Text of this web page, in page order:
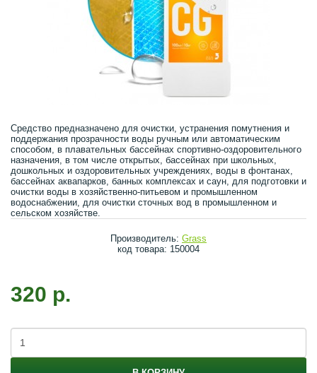
Средство предназначено для очистки, устранения помутнения и
поддержания прозрачности воды ручным или автоматическим
способом, в плавательных бассейнах спортивно-оздоровительного
назначения, в том числе открытых, бассейнах при школьных,
дошкольных и оздоровительных учреждениях, воды в фонтанах,
бассейнах аквапарков, банных комплексах и саун, для подготовки и
очистки воды в хозяйственно-питьевом и промышленном
водоснабжении, для очистки сточных вод в промышленном и
сельском хозяйстве.
Производитель: Grass
код товара: 150004
320 р.